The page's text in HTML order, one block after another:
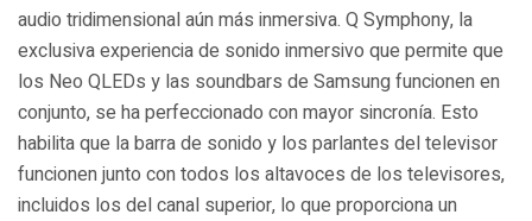
audio tridimensional aún más inmersiva. Q Symphony, la
exclusiva experiencia de sonido inmersivo que permite que
los Neo QLEDs y las soundbars de Samsung funcionen en
conjunto, se ha perfeccionado con mayor sincronía. Esto
habilita que la barra de sonido y los parlantes del televisor
funcionen junto con todos los altavoces de los televisores,
incluidos los del canal superior, lo que proporciona un